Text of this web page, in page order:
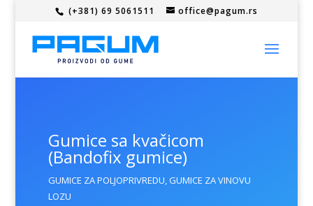
(+381) 69 5061511 office@pagum.rs
Gumice sa kvačicom
(Bandofix gumice)
GUMICE ZA POLJOPRIVREDU, GUMICE ZA VINOVU
LOZU